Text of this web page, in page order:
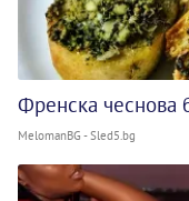
Френска чеснова
MelomanBG - Sled5.bg